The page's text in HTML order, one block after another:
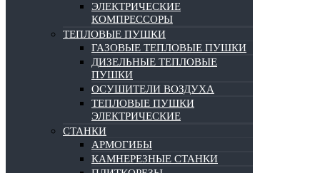
ЭЛЕКТРИЧЕСКИЕ
КОМПРЕССОРЫ
ТЕПЛОВЫЕ ПУШКИ
ГАЗОВЫЕ ТЕПЛОВЫЕ ПУШКИ
ДИЗЕЛЬНЫЕ ТЕПЛОВЫЕ
ПУШКИ
ОСУШИТЕЛИ ВОЗДУХА
ТЕПЛОВЫЕ ПУШКИ
ЭЛЕКТРИЧЕСКИЕ
СТАНКИ
АРМОГИБЫ
КАМНЕРЕЗНЫЕ СТАНКИ